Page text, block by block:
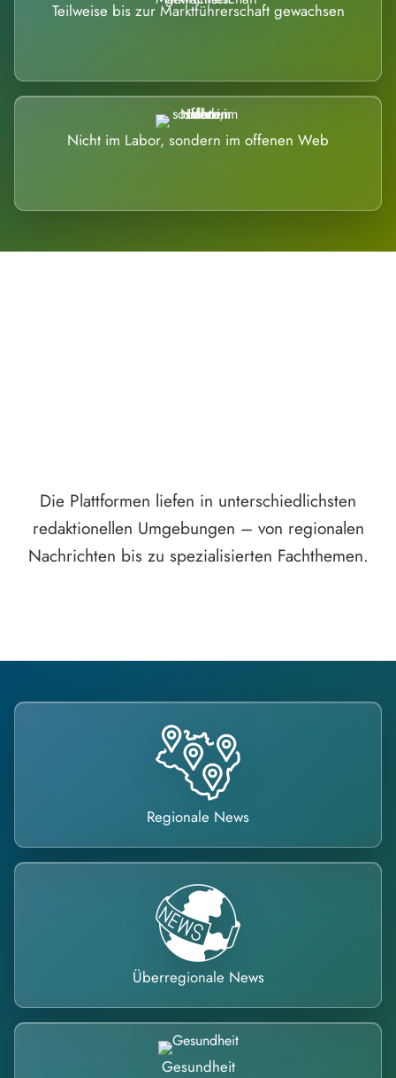
Teilweise bis zur Marktführerschaft gewachsen
Nicht im Labor, sondern im offenen Web
Die Plattformen liefen in unterschiedlichsten
redaktionellen Umgebungen – von regionalen
Nachrichten bis zu spezialisierten Fachthemen.
Regionale News
Überregionale News
Gesundheit